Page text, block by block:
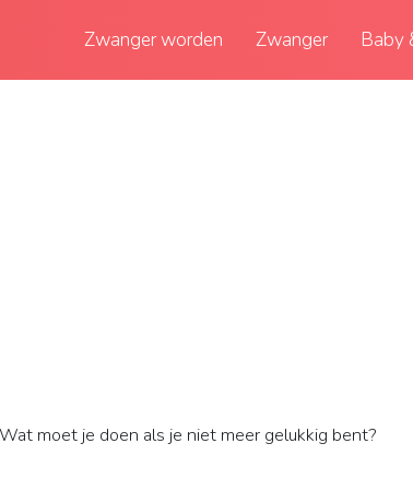
Zwanger worden Zwanger Baby
Wat moet je doen als je niet meer gelukkig bent?